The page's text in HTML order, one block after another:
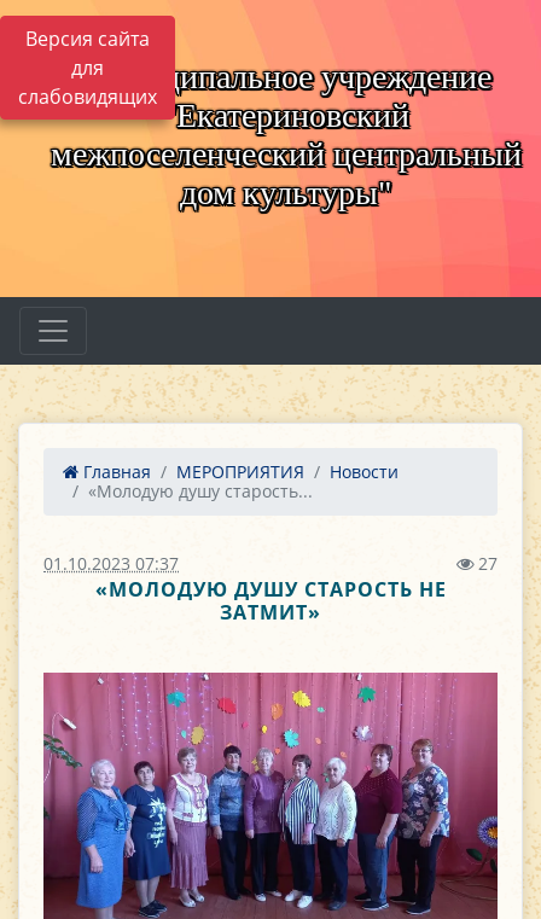
Версия сайта
для
слабовидящих
Муниципальное учреждение
"Екатериновский
межпоселенческий центральный
дом культуры"
Главная МЕРОПРИЯТИЯ
Новости
«Молодую душу старость...
01.10.2023 07:37 27
«МОЛОДУЮ ДУШУ СТАРОСТЬ НЕ
ЗАТМИТ»